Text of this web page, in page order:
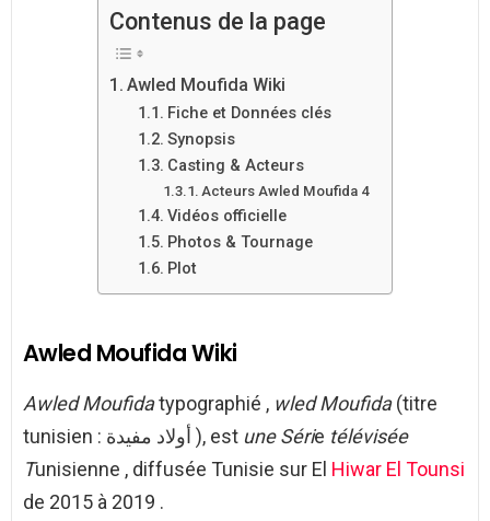
Contenus de la page
Awled Moufida Wiki
Fiche et Données clés
Synopsis
Casting & Acteurs
Acteurs Awled Moufida 4
Vidéos officielle
Photos & Tournage
Plot
Awled Moufida Wiki
Awled Moufidatypographié , wled Moufida(titre
tunisien : أولاد مفيدة ), est une Série télévisée
Tunisienne , diffusée Tunisie sur El Hiwar El Tounsi
de 2015 à 2019 .